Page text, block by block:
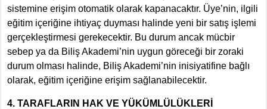
sistemine erişim otomatik olarak kapanacaktır. Üye’nin, ilgili
eğitim içeriğine ihtiyaç duyması halinde yeni bir satış işlemi
gerçekleştirmesi gerekecektir. Bu durum ancak mücbir
sebep ya da Biliş Akademi’nin uygun göreceği bir zoraki
durum olması halinde, Biliş Akademi’nin inisiyatifine bağlı
olarak, eğitim içeriğine erişim sağlanabilecektir.
4. TARAFLARIN HAK VE YÜKÜMLÜLÜKLERİ